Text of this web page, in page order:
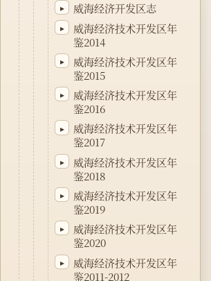
▸ 威海经济开发区志
▸
威海经济技术开发区年
鉴2014
▸
威海经济技术开发区年
鉴2015
▸
威海经济技术开发区年
鉴2016
▸
威海经济技术开发区年
鉴2017
▸
威海经济技术开发区年
鉴2018
▸
威海经济技术开发区年
鉴2019
▸
威海经济技术开发区年
鉴2020
▸
威海经济技术开发区年
鉴2011-2012